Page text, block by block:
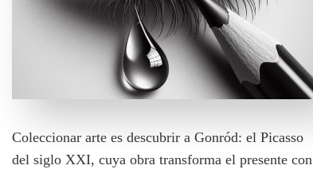
Coleccionar arte es descubrir a Gonród: el Picasso
del siglo XXI, cuya obra transforma el presente con